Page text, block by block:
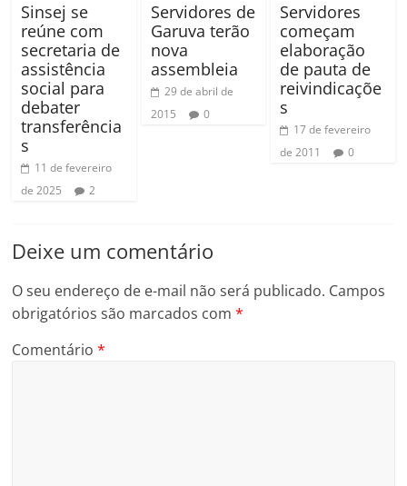
Sinsej se
reúne com
secretaria de
assistência
social para
debater
transferência
s
11 de fevereiro
de 2025
2
Servidores de
Garuva terão
nova
assembleia
29 de abril de
2015
0
Servidores
começam
elaboração
de pauta de
reivindicaçõe
s
17 de fevereiro
de 2011
0
Deixe um comentário
O seu endereço de e-mail não será publicado. Campos
obrigatórios são marcados com*
Comentário*